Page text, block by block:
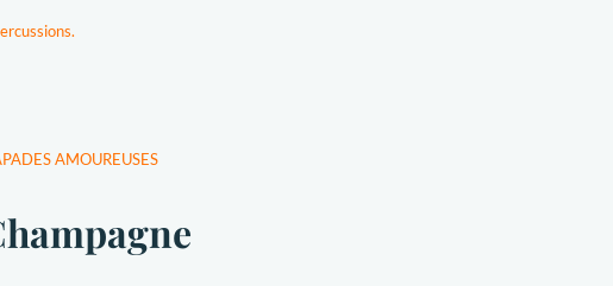
AMOUREUSES